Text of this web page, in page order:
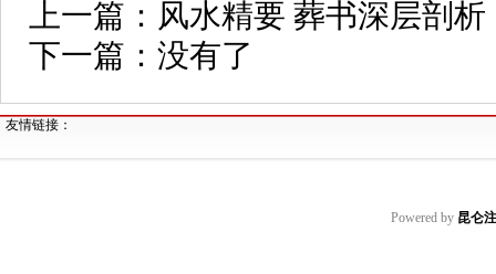
上一篇： 风水精要 葬书深层剖析
下一篇：没有了
友情链接：
Powered by 昆仑